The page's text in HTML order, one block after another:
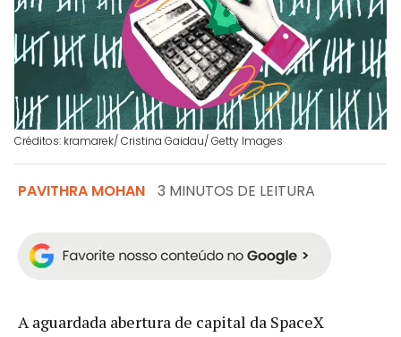
Créditos: kramarek/ Cristina Gaidau/ Getty Images
PAVITHRA MOHAN 3 MINUTOS DE LEITURA
A aguardada abertura de capital da SpaceX